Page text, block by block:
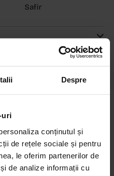
Despre
uri
conținutul și
de rețele sociale și pentru
le oferim partenerilor de
de analize informații cu
Safir
detalii)